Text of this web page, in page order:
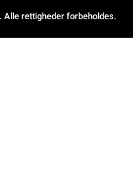
rettigheder forbeholdes.